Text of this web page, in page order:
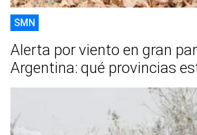
SMN
Alerta por viento en gran
Argentina: qué provincias